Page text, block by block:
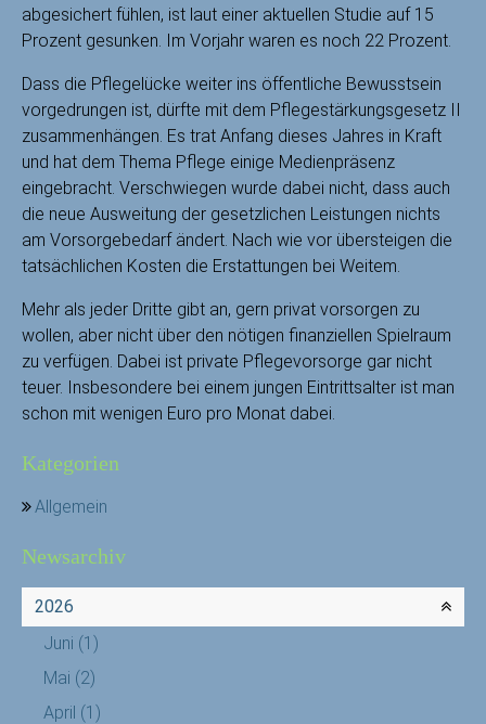
abgesichert fühlen, ist laut einer aktuellen Studie auf 15
Prozent gesunken. Im Vorjahr waren es noch 22 Prozent.
Dass die Pflegelücke weiter ins öffentliche Bewusstsein
vorgedrungen ist, dürfte mit dem Pflegestärkungsgesetz II
zusammenhängen. Es trat Anfang dieses Jahres in Kraft
und hat dem Thema Pflege einige Medienpräsenz
eingebracht. Verschwiegen wurde dabei nicht, dass auch
die neue Ausweitung der gesetzlichen Leistungen nichts
am Vorsorgebedarf ändert. Nach wie vor übersteigen die
tatsächlichen Kosten die Erstattungen bei Weitem.
Mehr als jeder Dritte gibt an, gern privat vorsorgen zu
wollen, aber nicht über den nötigen finanziellen Spielraum
zu verfügen. Dabei ist private Pflegevorsorge gar nicht
teuer. Insbesondere bei einem jungen Eintrittsalter ist man
schon mit wenigen Euro pro Monat dabei.
Kategorien
Allgemein
Newsarchiv
2026
Juni (1)
Mai (2)
April (1)